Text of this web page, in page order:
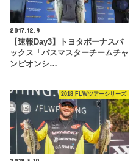
2017.12.9
【速報Day3】トヨタボーナスバ
ックス「バスマスターチームチャ
ンピオンシ…
2018 FLWツアーシリーズ